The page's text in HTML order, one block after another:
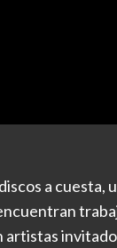
a cuesta,
artistas